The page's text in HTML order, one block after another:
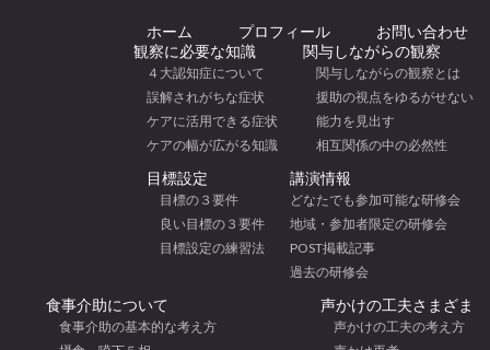
ホーム プロフィール
お問い合わせ
観察に必要な知識
４大認知症について
誤解されがちな症状
ケアに活用できる症状
ケアの幅が広がる知識
関与しながらの観察
関与しながらの観察とは
援助の視点をゆるがせない
能力を見出す
相互関係の中の必然性
目標設定
目標の３要件
良い目標の３要件
目標設定の練習法
講演情報
どなたでも参加可能な研修会
地域・参加者限定の研修会
POST掲載記事
過去の研修会
食事介助について
食事介助の基本的な考え方
声かけの工夫さまざま
声かけの工夫の考え方